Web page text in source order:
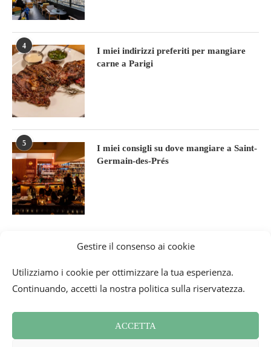
Gestire il consenso ai cookie
Utilizziamo i cookie per ottimizzare la tua esperienza.
Continuando, accetti la nostra politica sulla riservatezza.
ACCETTA
4
I miei indirizzi preferiti per mangiare
carne a Parigi
5
I miei consigli su dove mangiare a Saint-
Germain-des-Prés